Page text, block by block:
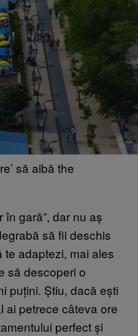
să aibă the
în gară”, dar nu aș
să fii deschis
te adaptezi, mai ales
să descoperi o
puțini. Știu, dacă ești
ai petrece câteva ore
perfect și